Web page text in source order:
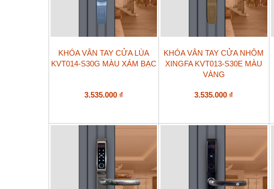
KHÓA VÂN TAY CỬA LÙA
KVT014-S30G MÀU XÁM BẠC
3.535.000 ₫
KHÓA VÂN TAY CỬA NHÔM
XINGFA KVT013-S30E MÀU
VÀNG
3.535.000 ₫